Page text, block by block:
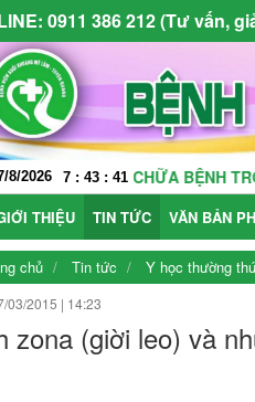
0911 386 212 (Tư vấn,
8/2026 7 : 43 : 42
KHÁM CHỮA BỆNH TRONG
THIỆU TIN TỨC VĂN BẢN
chủ Tin tức Y học thường
03/2015 | 14:23
zona (giời leo) và